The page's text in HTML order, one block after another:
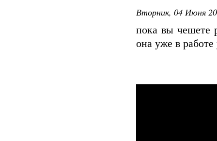
Вторник, 04 Июня
пока вы чешете
она уже в